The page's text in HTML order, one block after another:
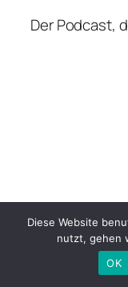
Der Podcast,
Diese Website
nutzt, gehen
OK